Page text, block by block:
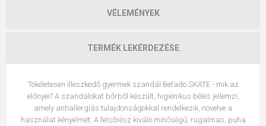
VÉLEMÉNYEK
TERMÉK LEKÉRDEZÉSE
Tökéletesen illeszkedő gyermek szandál Befado SKATE - mik az
előnyei? A szandálokat bőrből készült, higiénikus bélés jellemzi,
amely antiallergiás tulajdonságokkal rendelkezik, növelve a
használat kényelmét. A felsőrész kiváló minőségű, rugalmas, puha